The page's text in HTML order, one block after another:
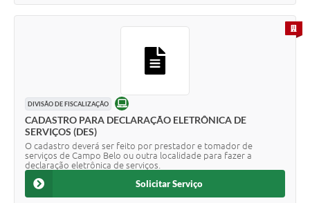
DIVISÃO DE FISCALIZAÇÃO ONLINE
CADASTRO PARA DECLARAÇÃO ELETRÔNICA DE
SERVIÇOS (DES)
O cadastro deverá ser feito por prestador e tomador de
serviços de Campo Belo ou outra localidade para fazer a
declaração eletrônica de serviços.
PARA
Solicitar Serviço